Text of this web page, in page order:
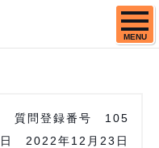
MENU
質問登録番号
105
2022年12月23日